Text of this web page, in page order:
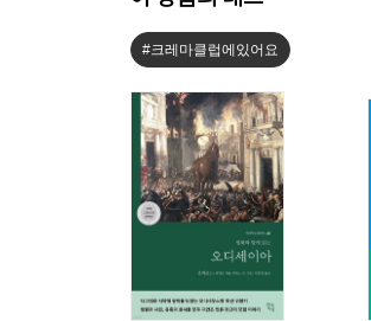
#크레마클럽에있어요